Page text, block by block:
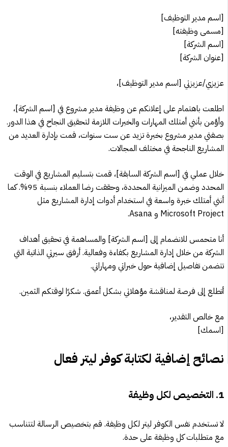
[اسم مدير التوظيف]
[مسمى وظيفته]
[اسم الشركة]
[عنوان الشركة]
عزيزي/عزيزتي [اسم مدير التوظيف]،
اطلعت باهتمام على إعلانكم عن وظيفة مدير مشروع في [اسم الشركة]،
وأؤمن بأنني أمتلك المهارات والخبرات اللازمة لتحقيق النجاح في هذا الدور.
بصفتي مدير مشروع بخبرة تزيد عن ست سنوات، قمت بإدارة العديد من
المشاريع الناجحة في مختلف المجالات.
خلال عملي في [اسم الشركة السابقة]، قمت بتسليم المشاريع في الوقت
المحدد وضمن الميزانية المحددة، وحققت رضا العملاء بنسبة 95%. كما
أنني أمتلك خبرة واسعة في استخدام أدوات إدارة المشاريع مثل
Microsoft Project و Asana.
أنا متحمس للانضمام إلى [اسم الشركة] والمساهمة في تحقيق أهداف
الشركة من خلال إدارة المشاريع بكفاءة وفعالية. أرفق سيرتي الذاتية التي
تتضمن تفاصيل إضافية حول خبراتي ومهاراتي.
أتطلع إلى فرصة لمناقشة مؤهلاتي بشكل أعمق. شكرًا لوقتكم الثمين.
مع خالص التقدير،
[اسمك]
نصائح إضافية لكتابة كوفر ليتر فعال
1. التخصيص لكل وظيفة
لا تستخدم نفس الكوفر ليتر لكل وظيفة. قم بتخصيص الرسالة لتتناسب
مع متطلبات كل وظيفة على حدة.